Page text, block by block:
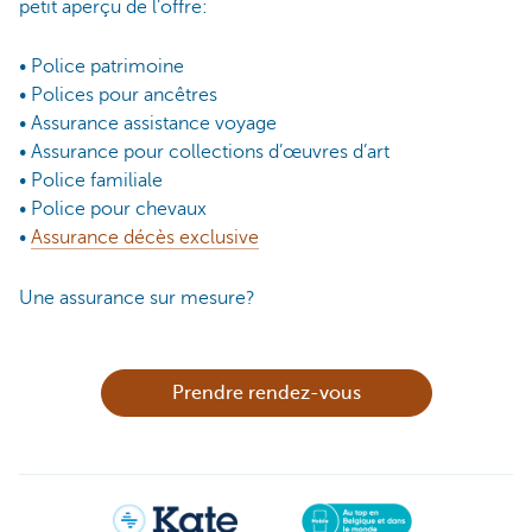
petit aperçu de l’offre:
• Police patrimoine
• Polices pour ancêtres
• Assurance assistance voyage
• Assurance pour collections d’œuvres d’art
• Police familiale
• Police pour chevaux
• Assurance décès exclusive
Une assurance sur mesure?
Prendre rendez-vous